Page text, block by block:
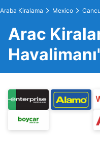
Araba Kiralama Mexico
Arac